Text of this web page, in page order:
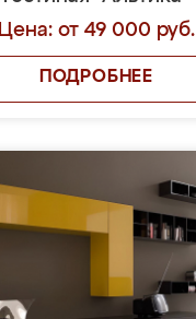
Цена: от 49 000 руб.
ПОДРОБНЕЕ